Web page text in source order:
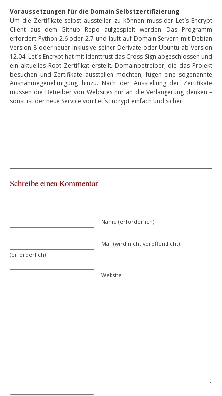
Voraussetzungen für die Domain Selbstzertifizierung
Um die Zertifikate selbst ausstellen zu können muss der Let`s Encrypt
Client aus dem Github Repo aufgespielt werden. Das Programm
erfordert Python 2.6 oder 2.7 und läuft auf Domain Servern mit Debian
Version 8 oder neuer inklusive seiner Derivate oder Ubuntu ab Version
12.04. Let`s Encrypt hat mit Identtrust das Cross-Sign abgeschlossen und
ein aktuelles Root Zertifikat erstellt. Domainbetreiber, die das Projekt
besuchen und Zertifikate ausstellen möchten, fügen eine sogenannte
Ausnahmegenehmigung hinzu. Nach der Ausstellung der Zertifikate
müssen die Betreiber von Websites nur an die Verlängerung denken –
sonst ist der neue Service von Let´s Encrypt einfach und sicher.
Schreibe einen Kommentar
Name (erforderlich)
Mail (wird nicht veröffentlicht)
(erforderlich)
Website